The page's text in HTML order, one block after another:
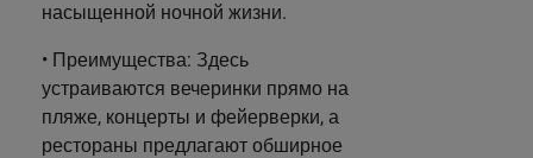
насыщенной ночной жизни.
• Преимущества: Здесь
устраиваются вечеринки прямо на
пляже, концерты и фейерверки, а
рестораны предлагают обширное